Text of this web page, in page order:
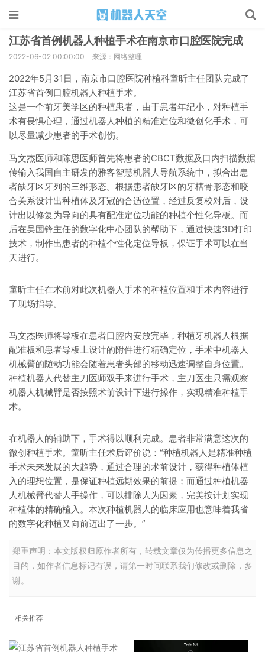
江苏省首例机器人种植手术在南京市口腔医院完成
2022-06-02 00:00:00 来源：网络整理
2022年5月31日，南京市口腔医院种植科童昕主任团队完成了
江苏省首例口腔机器人种植手术。
这是一个前牙美学区的种植患者，由于患者年纪小，对种植手
术有畏惧心理，通过机器人种植的精准定位和微创化手术，可
以尽量减少患者的手术创伤。
马文杰医师和陈思医师首先将患者的CBCT数据及口内扫描数据
传输入我国自主研发的雅客智慧机器人导航系统中，拟合出患
者缺牙区牙列的三维形态。根据患者缺牙区的牙槽骨形态和咬
合关系设计出种植体及牙冠的合适位置，经过反复校对后，设
计出以修复为导向的具有配准定位功能的种植个性化导板。而
后在吴国锋主任的数字化中心团队的帮助下，通过快速3D打印
技术，制作出患者的种植个性化定位导板，保证手术可以在当
天进行。
童昕主任在术前对此次机器人手术的种植位置和手术内容进行
了现场指导。
马文杰医师将导板在患者口腔内安放完毕，种植牙机器人根据
配准板和患者导板上设计的附件进行精确定位，手术中机器人
机械臂的随动功能会随着患者头部的移动迅速调整自身位置。
种植机器人代替主刀医师双手来进行手术，主刀医生只需观察
机器人机械臂是否按照术前设计下进行操作，实现精准种植手
术。
在机器人的辅助下，手术得以顺利完成。患者非常满意这次的
微创种植手术。童昕主任术后评价说：“种植机器人是精准种植
手术未来发展的大趋势，通过合理的术前设计，获得种植体植
入的理想位置，是保证种植远期效果的前提；而通过种植机器
人机械臂代替人手操作，可以排除人为因素，完美按计划实现
种植体的精确植入。本次种植机器人的临床应用也意味着我省
的数字化种植又向前迈出了一步。”
郑重声明：本文版权归原作者所有，转载文章仅为传播更多信息之
目的，如作者信息标记有误，请第一时间联系我们修改或删除，多
谢。
相关推荐